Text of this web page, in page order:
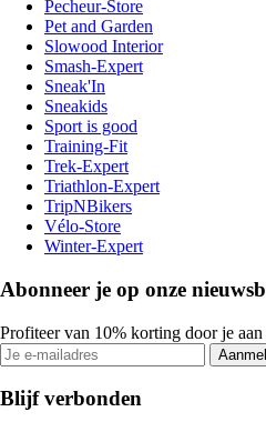
Pecheur-Store
Pet and Garden
Slowood Interior
Smash-Expert
Sneak'In
Sneakids
Sport is good
Training-Fit
Trek-Expert
Triathlon-Expert
TripNBikers
Vélo-Store
Winter-Expert
Abonneer je op onze
Profiteer van 10% korting door je
Blijf verbonden